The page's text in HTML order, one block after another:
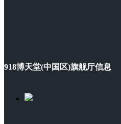
918博天堂(中国区)旗舰厅信息